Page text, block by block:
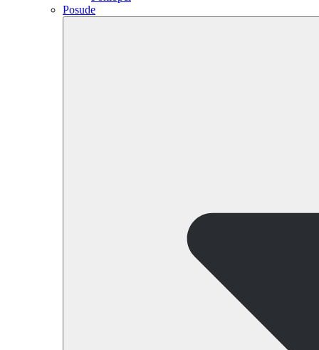
Posude